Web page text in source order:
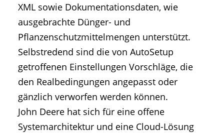
XML sowie Dokumentationsdaten, wie
ausgebrachte Dünger- und
Pflanzenschutzmittelmengen unterstützt.
Selbstredend sind die von AutoSetup
getroffenen Einstellungen Vorschläge, die
den Realbedingungen angepasst oder
gänzlich verworfen werden können.
John Deere hat sich für eine offene
Systemarchitektur und eine Cloud-Lösung